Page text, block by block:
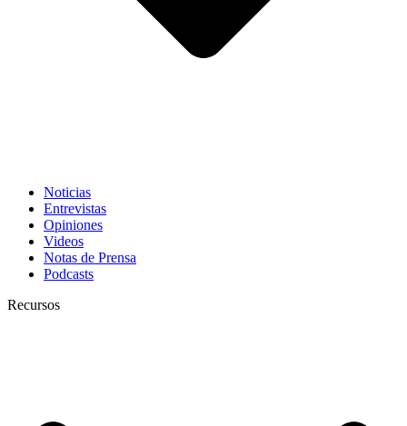
Noticias
Entrevistas
Opiniones
Videos
Notas de Prensa
Podcasts
Recursos